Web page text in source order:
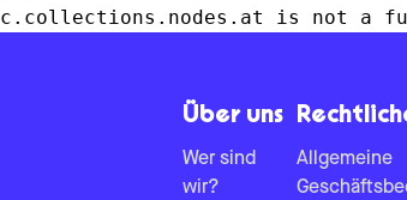
c.collections.nodes.at is not a
Über uns
Wer sind
wir?
Allgemeine